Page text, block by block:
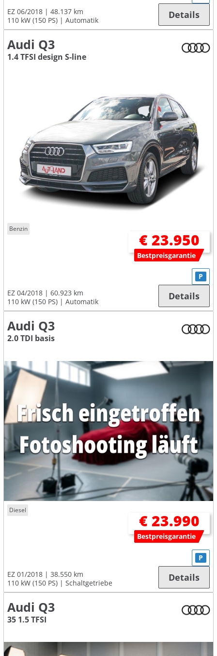
EZ 06/2018
48.137 km
110 kW (150 PS)
Automatik Details
Audi Q3
1.4 TFSI design S-line
Benzin
€ 23.950
Bestpreisgarantie
EZ 04/2018
60.923 km
110 kW (150 PS)
Automatik
P
Details
Audi Q3
2.0 TDI basis
Diesel
€ 23.990
Bestpreisgarantie
EZ 01/2018
38.550 km
110 kW (150 PS)
Schaltgetriebe
P
Details
Audi Q3
35 1.5 TFSI